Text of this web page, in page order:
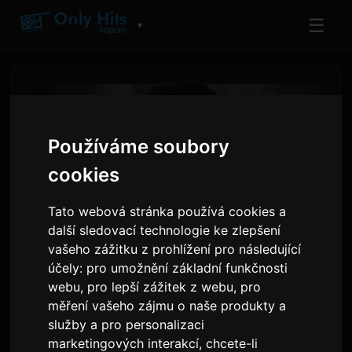
Používáme soubory
cookies
Tato webová stránka používá cookies a
další sledovací technologie ke zlepšení
vašeho zážitku z prohlížení pro následující
účely: pro umožnění základní funkčnosti
webu, pro lepší zážitek z webu, pro
měření vašeho zájmu o naše produkty a
služby a pro personalizaci
marketingových interakcí,chcete-li
▼ ☰
Josh Groban vystoupí s
YOSHIKIM na klasických
koncertech v Los Angeles